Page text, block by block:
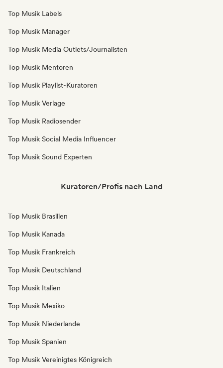
Top Musik Labels
Top Musik Manager
Top Musik Media Outlets/Journalisten
Top Musik Mentoren
Top Musik Playlist-Kuratoren
Top Musik Verlage
Top Musik Radiosender
Top Musik Social Media Influencer
Top Musik Sound Experten
Kuratoren/Profis nach Land
Top Musik Brasilien
Top Musik Kanada
Top Musik Frankreich
Top Musik Deutschland
Top Musik Italien
Top Musik Mexiko
Top Musik Niederlande
Top Musik Spanien
Top Musik Vereinigtes Königreich